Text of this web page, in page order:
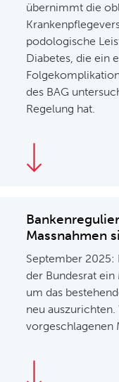
übernimmt die
podologische
Diabetes, die ein
des BAG
Regelung hat.
Massnahmen
September 2025:
der Bundesrat ein
um das
neu auszurichten.
vorgeschlagenen